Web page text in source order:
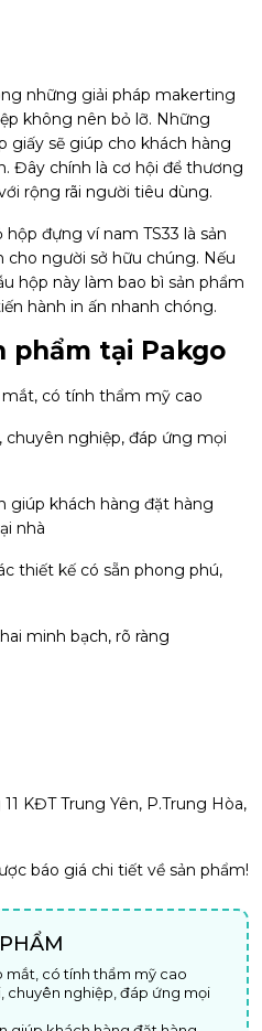
những giải pháp makerting
không nên bỏ lỡ. Những
giấy sẽ giúp cho khách hàng
Đây chính là cơ hội để thương
rộng rãi người tiêu dùng.
đựng ví nam TS33 là sản
cho người sở hữu chúng. Nếu
hộp này làm bao bì sản phẩm
hành in ấn nhanh chóng.
phẩm tại Pakgo
có tính thẩm mỹ cao
chuyên nghiệp, đáp ứng mọi
giúp khách hàng đặt hàng
nhà
thiết kế có sẵn phong phú,
minh bạch, rõ ràng
KĐT Trung Yên, P.Trung Hòa,
báo giá chi tiết về sản phẩm!
mắt, có tính thẩm mỹ cao
chuyên nghiệp, đáp ứng mọi